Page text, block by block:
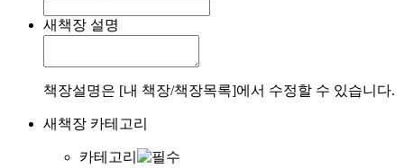
새책장 설명
책장설명은 [내 책장/책장목록]에서 수정할 수 있습니다.
새책장 카테고리
카테고리